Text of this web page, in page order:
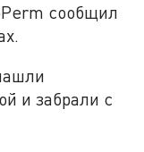
сообщил
и забрали с